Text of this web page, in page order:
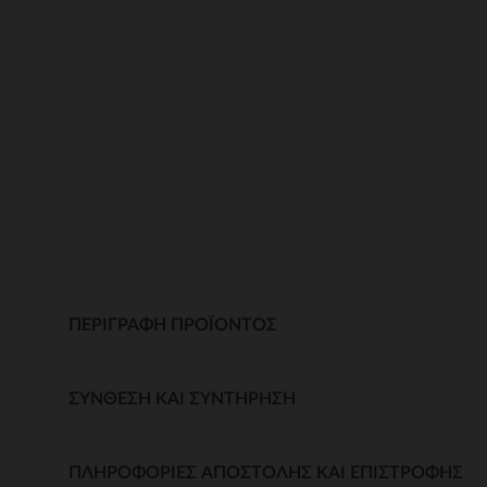
ΠΕΡΙΓΡΑΦΉ ΠΡΟΪΌΝΤΟΣ
ΣΎΝΘΕΣΗ ΚΑΙ ΣΥΝΤΉΡΗΣΗ
ΠΛΗΡΟΦΟΡΊΕΣ ΑΠΟΣΤΟΛΉΣ ΚΑΙ ΕΠΙΣΤΡΟΦΉΣ